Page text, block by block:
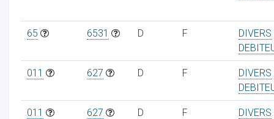
65 6531 D F
DIVERS
011 627 D F
DIVERS
011 627 D F
DIVERS